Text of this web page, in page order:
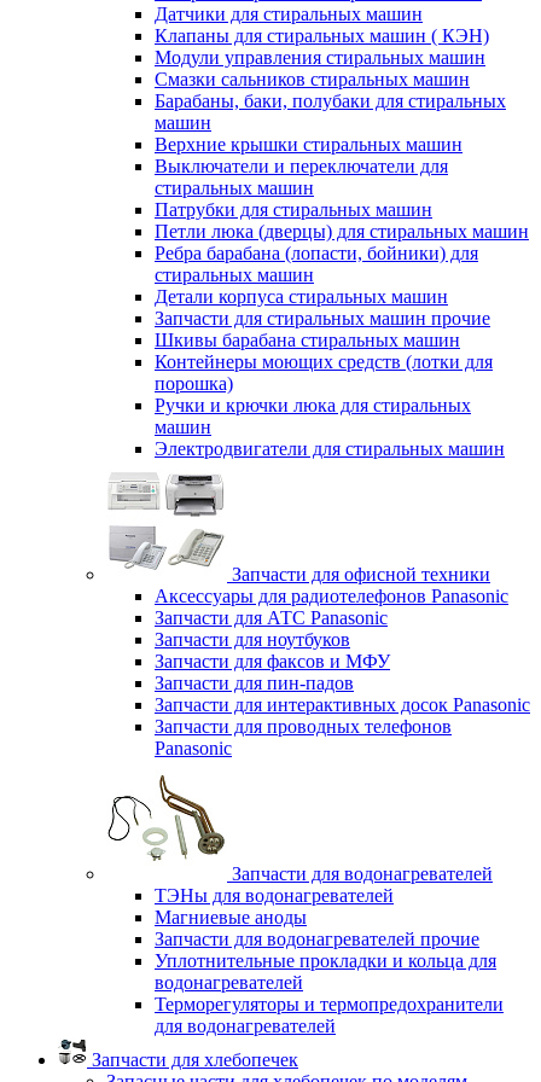
Датчики для стиральных машин
Клапаны для стиральных машин ( КЭН)
Модули управления стиральных машин
Смазки сальников стиральных машин
Барабаны, баки, полубаки для стиральных
машин
Верхние крышки стиральных машин
Выключатели и переключатели для
стиральных машин
Патрубки для стиральных машин
Петли люка (дверцы) для стиральных машин
Ребра барабана (лопасти, бойники) для
стиральных машин
Детали корпуса стиральных машин
Запчасти для стиральных машин прочие
Шкивы барабана стиральных машин
Контейнеры моющих средств (лотки для
порошка)
Ручки и крючки люка для стиральных
машин
Электродвигатели для стиральных машин
Запчасти для офисной техники
Аксессуары для радиотелефонов Panasonic
Запчасти для АТС Panasonic
Запчасти для ноутбуков
Запчасти для факсов и МФУ
Запчасти для пин-падов
Запчасти для интерактивных досок Panasonic
Запчасти для проводных телефонов
Panasonic
Запчасти для водонагревателей
ТЭНы для водонагревателей
Магниевые аноды
Запчасти для водонагревателей прочие
Уплотнительные прокладки и кольца для
водонагревателей
Терморегуляторы и термопредохранители
для водонагревателей
Запчасти для хлебопечек